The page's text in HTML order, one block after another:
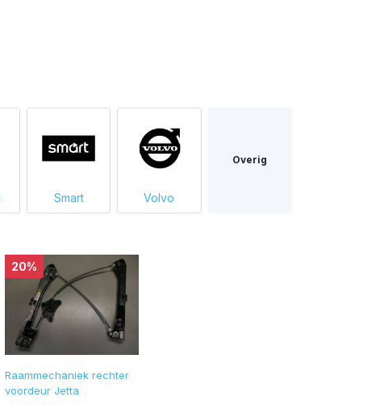
Smart Volvo
Overig
20%
Raammechaniek rechter
voordeur Jetta